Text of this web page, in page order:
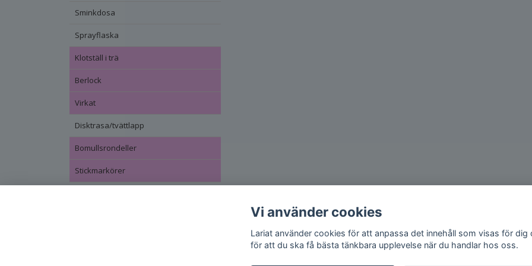
Sminkdosa
Sprayflaska
Klotställ i trä
Berlock
Virkat
Disktrasa/tvättlapp
Bomullsrondeller
Stickmarkörer
Vi använder cookies
Lariat använder cookies för att anpassa det innehåll som visas för dig
för att du ska få bästa tänkbara upplevelse när du handlar hos oss.